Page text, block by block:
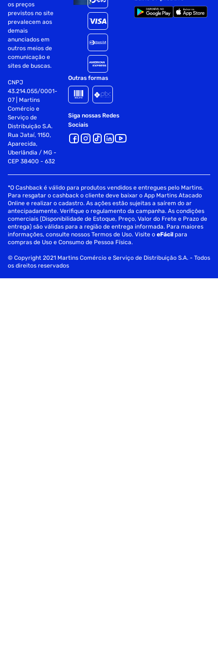
ideal do ar.
Sistema BlueTech:
;Fornece proteção adicional contra corrosão, em
comparação com outros tratamentos de superficie, para
proporcionar um desempenho mais duradouro do seu ar
Imagens meramente ilustrativas. ;
os preços
previstos no site
prevalecem aos
demais
anunciados em
outros meios de
comunicação e
sites de buscas.
CNPJ
43.214.055/0001-
07 | Martins
Comércio e
Serviço de
Distribuição S.A.
Rua Jataí, 1150,
Aparecida,
Uberlândia / MG -
CEP 38400 - 632
Outras formas
Siga nossas Redes
Sociais
*O Cashback é válido para produtos vendidos e entregues pelo Martins.
Para resgatar o cashback o cliente deve baixar o App Martins Atacado
Online e realizar o cadastro. As ações estão sujeitas a saírem do ar
antecipadamente. Verifique o regulamento da campanha. As condições
comerciais (Disponibilidade de Estoque, Preço, Valor do Frete e Prazo de
entrega) são válidas para a região de entrega informada. Para maiores
informações, consulte nossos Termos de Uso. Visite oeFácil para
compras de Uso e Consumo de Pessoa Física.
© Copyright 2021 Martins Comércio e Serviço de Distribuição S.A. - Todos
os direitos reservados